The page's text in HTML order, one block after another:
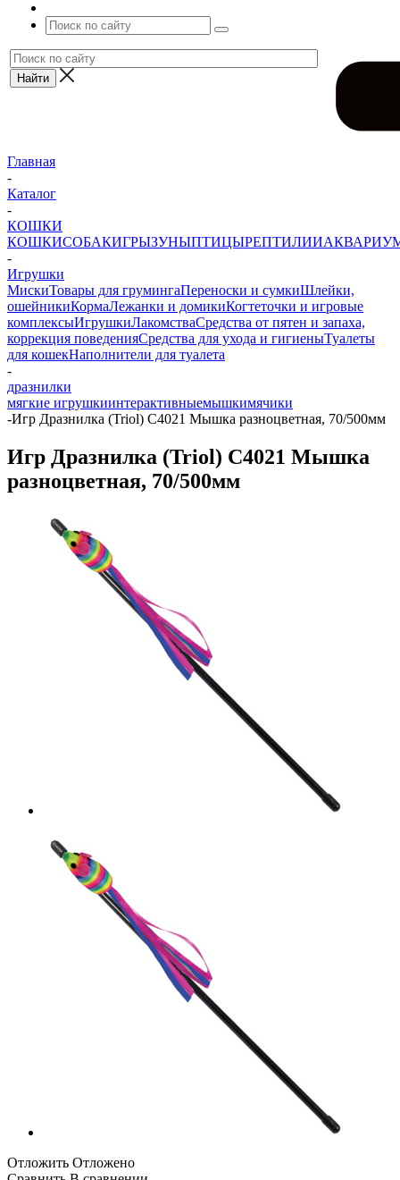
Главная
-
Каталог
-
КОШКИ
КОШКИСОБАКИГРЫЗУНЫПТИЦЫРЕПТИЛИИ
-
Игрушки
МискиТовары для грумингаПереноски и сумкиШлейки,
ошейникиКормаЛежанки и домикиКогтеточки и игровые
комплексыИгрушкиЛакомстваСредства от пятен и запаха,
коррекция поведенияСредства для ухода и гигиеныТуалеты
для кошекНаполнители для туалета
-
дразнилки
мягкие игрушкиинтерактивныемышкимячики
-Игр Дразнилка (Triol) C4021 Мышка разноцветная, 70/500мм
Игр Дразнилка (Triol) C4021 Мышка
разноцветная, 70/500мм
Отложить Отложено